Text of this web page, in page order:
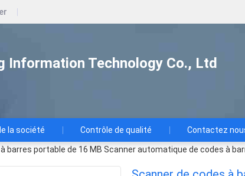
Information Technology Co., Ltd
la société Contrôle de qualité Contactez
barres portable de 16 MB Scanner automatique de codes à